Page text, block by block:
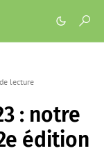
lecture
: notre
édition